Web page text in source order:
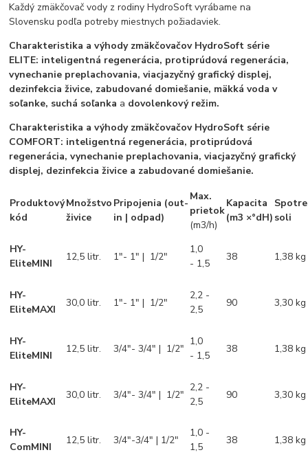
Každý zmäkčovač vody z rodiny HydroSoft vyrábame na
Slovensku podľa potreby miestnych požiadaviek.
Charakteristika a výhody zmäkčovačov HydroSoft série
ELITE: inteligentná regenerácia, protiprúdová regenerácia,
vynechanie preplachovania, viacjazyčný grafický displej,
dezinfekcia živice, zabudované domiešanie, mäkká voda v
soľanke, suchá soľanka a dovolenkový režim.
Charakteristika a výhody zmäkčovačov HydroSoft série
COMFORT: inteligentná regenerácia, protiprúdová
regenerácia, vynechanie preplachovania, viacjazyčný grafický
displej, dezinfekcia živice a zabudované domiešanie.
Produktový
kód
Množstvo
živice
Pripojenia (out-
in | odpad)
Max.
prietok
(m3/h)
Kapacita
(m3 ×°dH) soli
HY-
EliteMINI
12,5 litr. 1"- 1" | 1/2"
1,0
- 1,5
38 1,38 kg
HY-
EliteMAXI
30,0 litr. 1"- 1" | 1/2"
2,2 -
2,5
90 3,30 kg
HY-
EliteMINI
12,5 litr. 3/4"- 3/4" | 1/2"
1,0
- 1,5
38 1,38 kg
HY-
EliteMAXI
30,0 litr. 3/4"- 3/4" | 1/2"
2,2 -
2,5
90 3,30 kg
HY-
ComMINI
12,5 litr. 3/4"-3/4" | 1/2"
1,0 -
1,5
​38 1,38 kg